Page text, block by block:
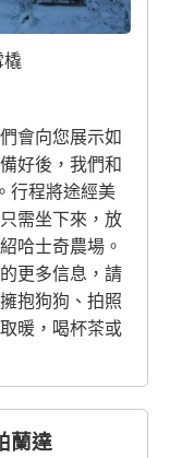
橇
會向您展示如
好後，我們和
行程將途經美
需坐下來，放
哈士奇農場。
更多信息，請
抱狗狗、拍照
暖，喝杯茶或
蘭達